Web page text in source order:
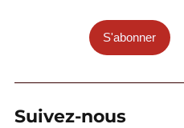
S'abonner
Suivez-nous